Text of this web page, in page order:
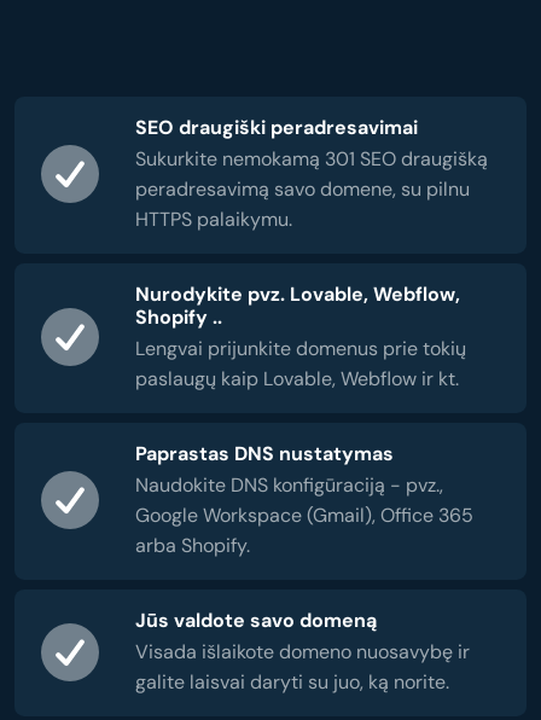
SEO draugiški peradresavimai
Sukurkite nemokamą 301 SEO draugišką
peradresavimą savo domene, su pilnu
HTTPS palaikymu.
Nurodykite pvz. Lovable, Webflow,
Shopify ..
Lengvai prijunkite domenus prie tokių
paslaugų kaip Lovable, Webflow ir kt.
Paprastas DNS nustatymas
Naudokite DNS konfigūraciją - pvz.,
Google Workspace (Gmail), Office 365
arba Shopify.
Jūs valdote savo domeną
Visada išlaikote domeno nuosavybę ir
galite laisvai daryti su juo, ką norite.